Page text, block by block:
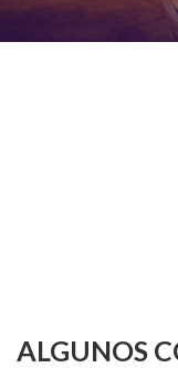
ALGUNOS